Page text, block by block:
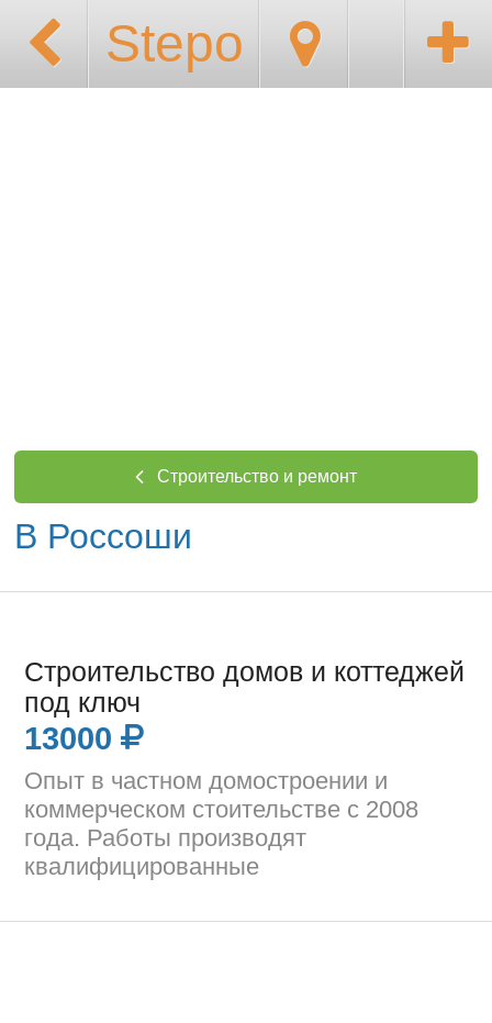
Stepo
Строительство и ремонт
В Россоши
Строительство домов и коттеджей
под ключ
13000
Опыт в частном домостроении и
коммерческом стоительстве с 2008
года. Работы производят
квалифицированные